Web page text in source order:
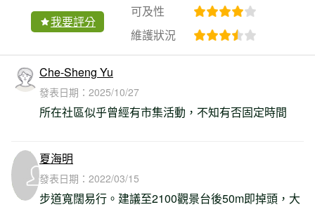
我要評分
可及性
維護狀況
Che-Sheng Yu
發表日期： 2025/10/27
所在社區似乎曾經有市集活動，不知有否固定時間
夏海明
發表日期： 2022/03/15
步道寬闊易行。建議至2100觀景台後50m即掉頭，大